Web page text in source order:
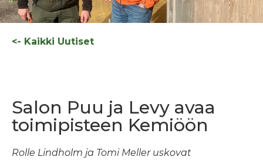
<- Kaikki Uutiset
Salon Puu ja Levy avaa
toimipisteen Kemiöön
Rolle Lindholm ja Tomi Meller uskovat